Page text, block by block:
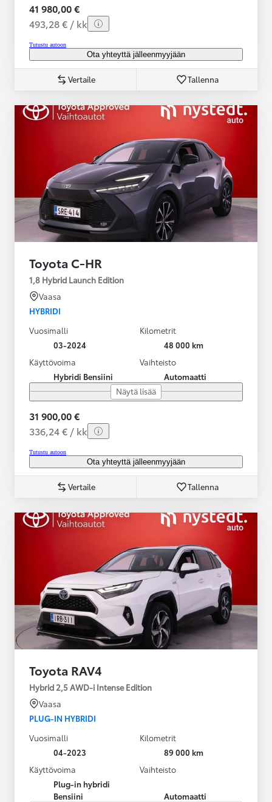
41 980,00 €
493,28 € / kk
Tutustu autoon
Ota yhteyttä jälleenmyyjään
Vertaile Tallenna
Toyota C-HR
1,8 Hybrid Launch Edition
Vaasa
HYBRIDI
Vuosimalli
03-2024
Kilometrit
48 000 km
Käyttövoima
Hybridi Bensiini
Vaihteisto
Automaatti
Näytä lisää
31 900,00 €
336,24 € / kk
Tutustu autoon
Ota yhteyttä jälleenmyyjään
Vertaile Tallenna
Toyota RAV4
Hybrid 2,5 AWD-i Intense Edition
Vaasa
PLUG-IN HYBRIDI
Vuosimalli
04-2023
Kilometrit
89 000 km
Käyttövoima
Plug-in hybridi
Bensiini
Vaihteisto
Automaatti